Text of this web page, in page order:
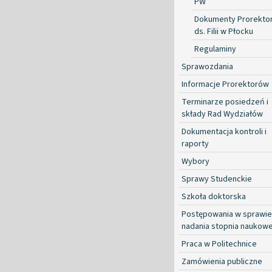
Dokumenty
ds. Filii w Płocku
Regulaminy
Sprawozdania
Informacje Prorektorów
Terminarze posiedzeń i
składy Rad Wydziałów
Dokumentacja kontroli i
raporty
Wybory
Sprawy Studenckie
Szkoła doktorska
Postępowania w sprawie
nadania stopnia
Praca w Politechnice
Zamówienia publiczne